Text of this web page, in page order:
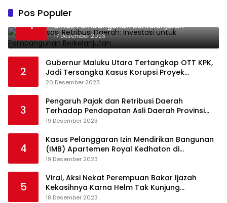
Pos Populer
1
Optimalisasi Retribusi Daerah: Investasi
untuk Pembangunan Berkelanjutan
17 Desember 2023
2
Gubernur Maluku Utara Tertangkap OTT KPK,
Jadi Tersangka Kasus Korupsi Proyek
Pengadaan Barang dan Jasa
20 Desember 2023
3
Pengaruh Pajak dan Retribusi Daerah
Terhadap Pendapatan Asli Daerah Provinsi
Jambi
19 Desember 2023
4
Kasus Pelanggaran Izin Mendirikan Bangunan
(IMB) Apartemen Royal Kedhaton di
Yogyakarta
19 Desember 2023
5
Viral, Aksi Nekat Perempuan Bakar Ijazah
Kekasihnya Karna Helm Tak Kunjung
Dikembalikan
18 Desember 2023